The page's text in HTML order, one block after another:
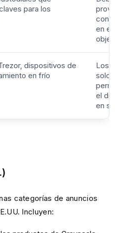
claves para los
con
en el
dispositivos de
en frío
Los
solo
el
en sí
categorías de anuncios
Incluyen: